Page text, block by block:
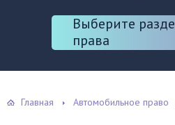
Выберите
права
Главная Автомобильное право